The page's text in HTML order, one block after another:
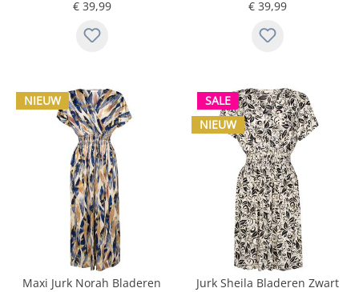
€ 39,99 € 39,99
NIEUW
Maxi Jurk Norah Bladeren
SALE
NIEUW
Jurk Sheila Bladeren Zwart